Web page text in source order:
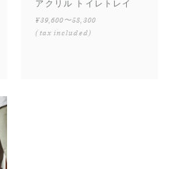
アクリル トイレトレイ
¥39,600〜58,300
(tax included)